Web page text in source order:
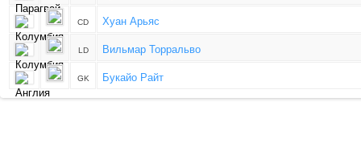
CD Хуан Арьяс
LD Вильмар Торральво
GK Букайо Райт